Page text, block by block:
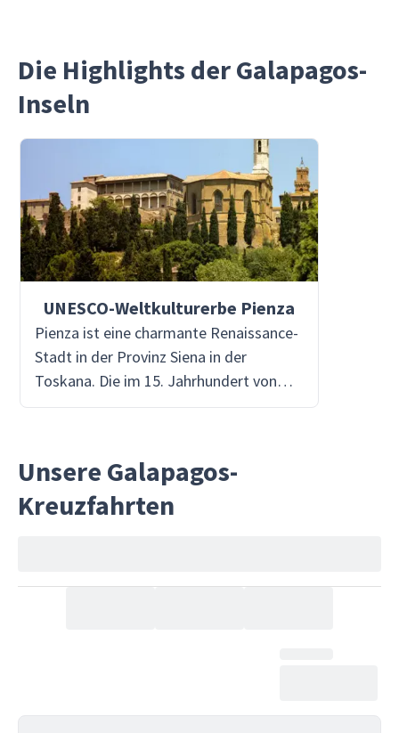
Die Highlights der Galapagos-
Inseln
UNESCO-Weltkulturerbe Pienza
Pienza ist eine charmante Renaissance-
Stadt in der Provinz Siena in der
Toskana. Die im 15. Jahrhundert von
Papst Pius II. gegründete Stadt ist
die prächtige Kathedrale Santa Maria
Assunta. Pienza ist auch für seinen
Unsere Galapagos-
Kreuzfahrten